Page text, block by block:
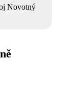
Novotný